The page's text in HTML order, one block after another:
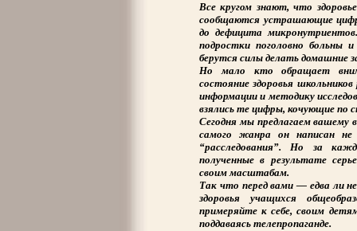
Все кругом знают, что
сообщаются устрашающие
до дефицита
подростки поголовно больны
берутся силы делать домашние
Но мало кто обращает
состояние здоровья
информации и методику
взялись те цифры, кочующие по
Сегодня мы предлагаем вашему
самого жанра он написан
“расследования”. Но за
полученные в результате
своим масштабам.
Так что перед вами — едва ли
здоровья учащихся
примеряйте к себе, своим
поддаваясь телепропаганде.